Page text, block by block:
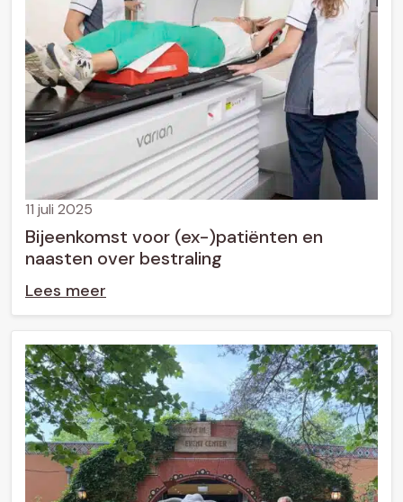
Bijeenkomst voor (ex-)patiënten en
naasten over bestraling
11 juli 2025
Lees meer